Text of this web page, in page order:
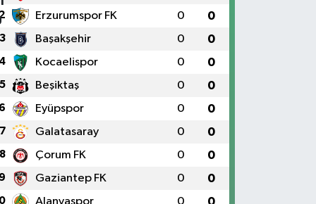
Erzurumspor FK 0 0
3 Başakşehir 0 0
Kocaelispor 0 0
5 Beşiktaş 0 0
Eyüpspor 0 0
7 Galatasaray 0 0
8 Çorum FK 0 0
Gaziantep FK 0 0